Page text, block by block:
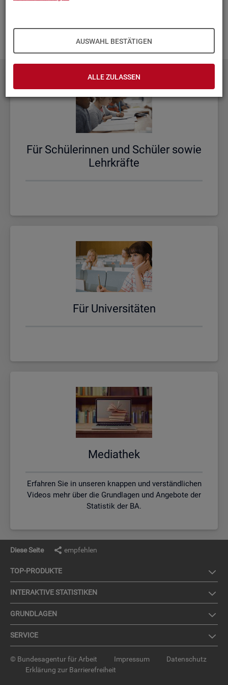
AUSWAHL BESTÄTIGEN
ALLE ZULASSEN
das gern in un­se­re Pla­nun­gen auf.
Für Schü­le­rin­nen und Schü­ler sowie
Lehr­kräf­te
Für Uni­ver­si­tä­ten
Me­dia­thek
Erfahren Sie in unseren knappen und verständlichen
Videos mehr über die Grundlagen und Angebote der
Statistik der BA.
Diese Seite empfehlen
TOP-PRO­DUK­TE
IN­TER­AK­TI­VE STA­TIS­TI­KEN
GRUND­LA­GEN
SER­VICE
© Bundesagentur für Arbeit Impressum
Datenschutz
Erklärung zur Barrierefreiheit